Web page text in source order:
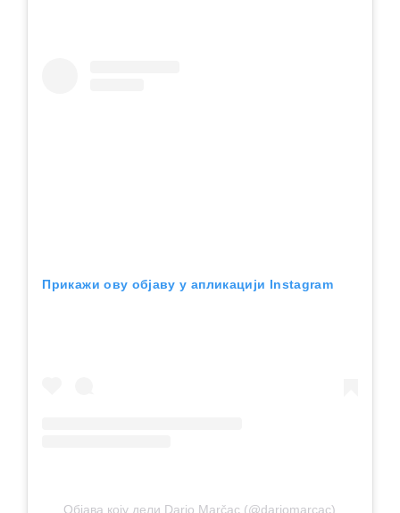
Прикажи ову објаву у апликацији Instagram
Објава коју дели Dario Marčac (@dariomarcac)